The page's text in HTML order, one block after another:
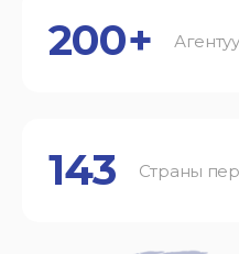
200+
143 Страны